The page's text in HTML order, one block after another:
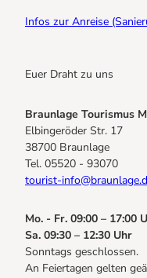
Infos zur Anreise
Euer Draht zu uns
Braunlage Tourismus
Elbingeröder Str. 17
38700 Braunlage
Tel. 05520 - 93070
tourist-
Mo. - Fr. 09:00 – 17:00
Sa. 09:30 – 12:30 Uhr
Sonntags geschlossen.
An Feiertagen gelten